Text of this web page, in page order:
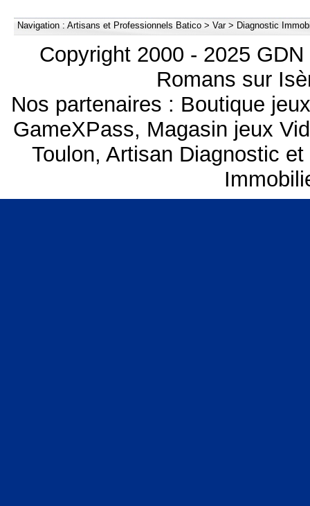
Navigation : Artisans et Professionnels Batico > Var> Diagnostic
Copyright 2000 - 2025
Romans sur
Nos partenaires : Boutique
GameXPass, Magasin jeux
Toulon, Artisan Diagnostic et